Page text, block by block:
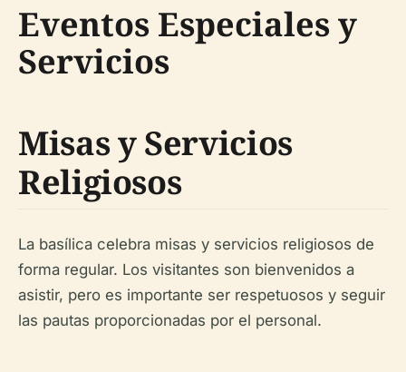
Eventos Especiales y
Servicios
Misas y Servicios
Religiosos
La basílica celebra misas y servicios religiosos de
forma regular. Los visitantes son bienvenidos a
asistir, pero es importante ser respetuosos y seguir
las pautas proporcionadas por el personal.